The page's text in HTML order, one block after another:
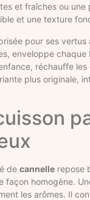
et fraîches ou
et une texture
pour ses
enveloppe
réchauffe
plus
de cannelle repose
homogène.
les arômes. Il